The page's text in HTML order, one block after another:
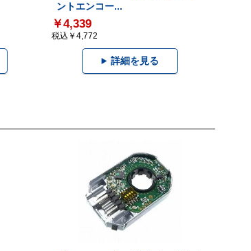
ントエンコー...
￥4,339
税込￥4,772
詳細を見る